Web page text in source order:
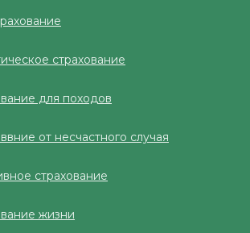
страхование
для походов
от несчастного случая
страхование
жизни